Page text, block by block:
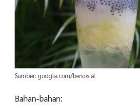
Sumber: google.com/bersosial
Bahan-bahan: